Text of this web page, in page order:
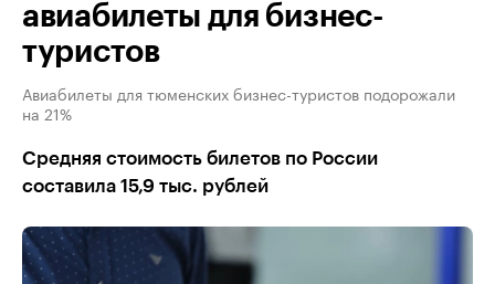
авиабилеты для бизнес-
туристов
Авиабилеты для тюменских бизнес-туристов подорожали
на 21%
Средняя стоимость билетов по России
составила 15,9 тыс. рублей